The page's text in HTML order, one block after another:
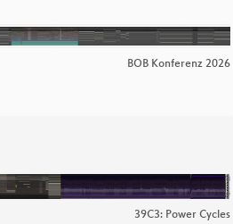
BOB Konferenz 2026
39C3: Power Cycles